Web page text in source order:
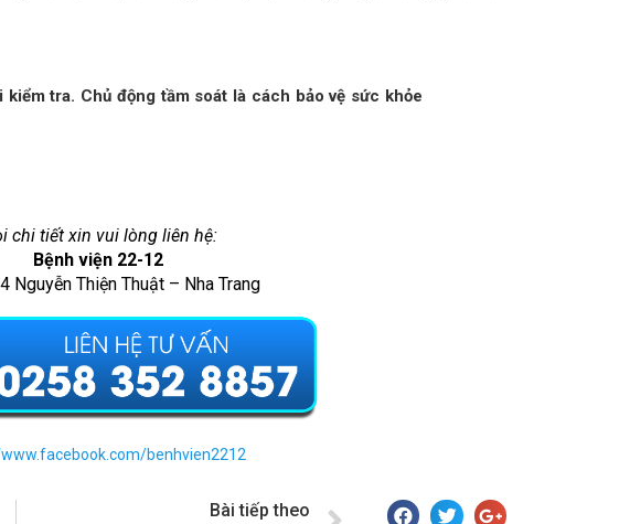
tra. Chủ động tầm soát là cách bảo vệ sức khỏe
chi tiết xin vui lòng liên hệ:
Bệnh viện 22-12
Nguyễn Thiện Thuật – Nha Trang
benhvien2212
Bài tiếp theo